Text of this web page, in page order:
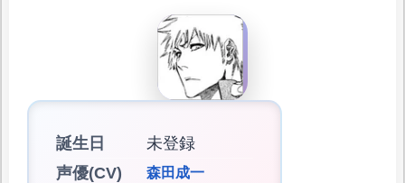
誕生日
未登録
声優(CV)
森田成一